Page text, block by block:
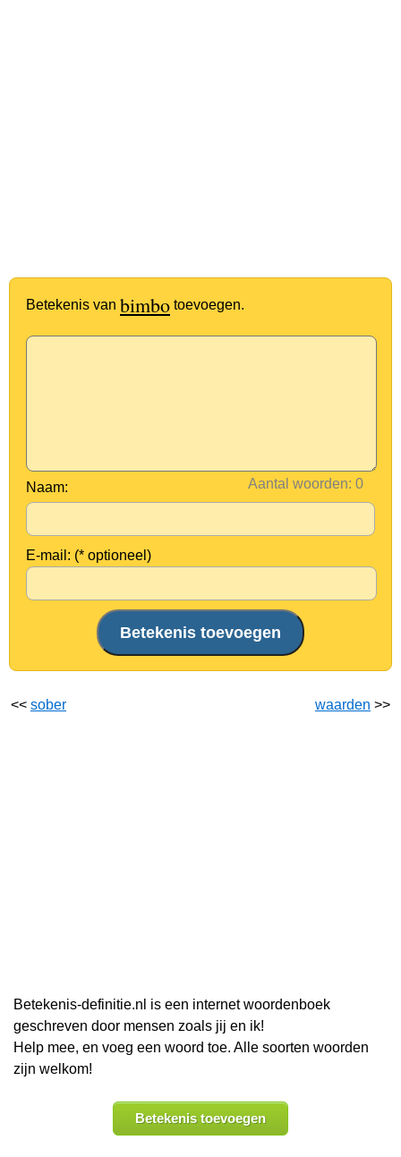
Betekenis van bimbo toevoegen.
Aantal woorden:
Naam:
E-mail: (* optioneel)
<< sober waarden >>
Betekenis-definitie.nl is een internet woordenboek
geschreven door mensen zoals jij en ik!
Help mee, en voeg een woord toe. Alle soorten woorden
zijn welkom!
Betekenis toevoegen